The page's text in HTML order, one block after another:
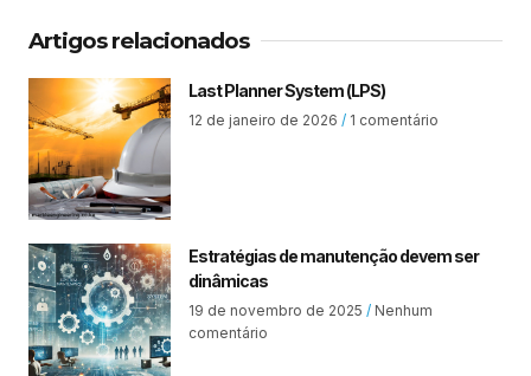
Artigos relacionados
Last Planner System (LPS)
12 de janeiro de 2026 1 comentário
Estratégias de manutenção devem ser
dinâmicas
19 de novembro de 2025
Nenhum
comentário